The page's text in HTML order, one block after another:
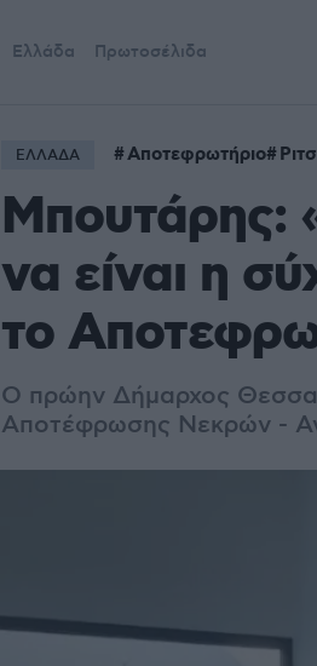
Ελλάδα Πρωτοσέλιδα
ΕΛΛΑΔΑ Αποτεφρωτήριο
Μπουτάρης:
να είναι η
το
Ο πρώην Δήμαρχος
Αποτέφρωσης Νεκρών -